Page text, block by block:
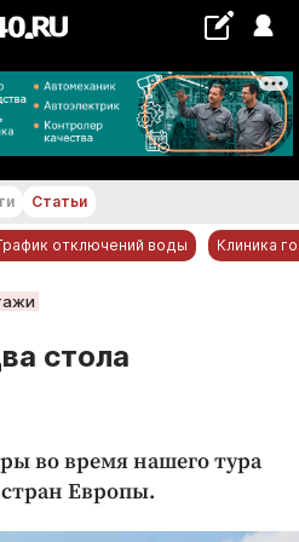
+27...+28 °С
Статьи
отключений воды Клиника
стола
во время нашего тура
Европы.